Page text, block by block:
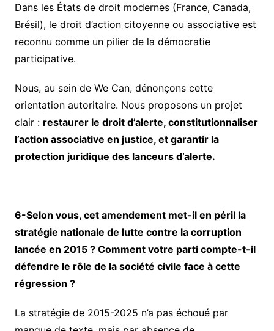
Dans les États de droit modernes (France, Canada,
Brésil), le droit d’action citoyenne ou associative est
reconnu comme un pilier de la démocratie
participative.
Nous, au sein de We Can, dénonçons cette
orientation autoritaire. Nous proposons un projet
clair : restaurer le droit d’alerte, constitutionnaliser
l’action associative en justice, et garantir la
protection juridique des lanceurs d’alerte.
6-Selon vous, cet amendement met-il en péril la
stratégie nationale de lutte contre la corruption
lancée en 2015 ? Comment votre parti compte-t-il
défendre le rôle de la société civile face à cette
régression ?
La stratégie de 2015-2025 n’a pas échoué par